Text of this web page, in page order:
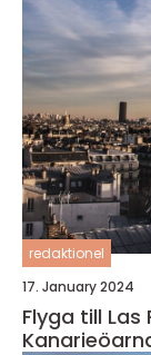
redaktionel
17. January 2024
Flyga till